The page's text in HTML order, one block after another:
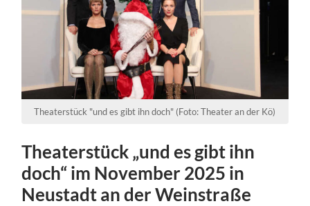
Theaterstück "und es gibt ihn doch" (Foto: Theater an der Kö)
Theaterstück „und es gibt ihn
doch“ im November 2025 in
Neustadt an der Weinstraße